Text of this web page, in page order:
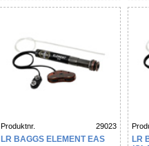
Produktnr. 29023
LR BAGGS ELEMENT EAS
LR